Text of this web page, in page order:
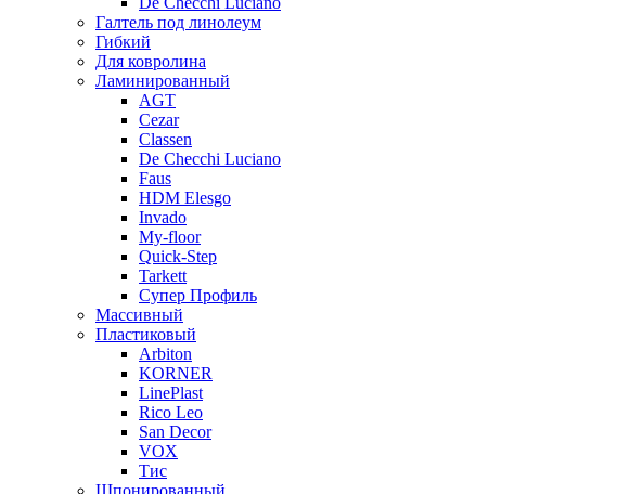
Галтель под линолеум
Гибкий
Для ковролина
Ламинированный
AGT
Cezar
Classen
De Checchi Luciano
Faus
HDM Elesgo
Invado
My-floor
Quick-Step
Tarkett
Супер Профиль
Массивный
Пластиковый
Arbiton
KORNER
LinePlast
Rico Leo
San Decor
VOX
Тис
Шпонированный